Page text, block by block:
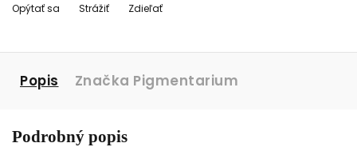
Opýtať sa Strážiť Zdieľať
Popis Značka Pigmentarium
Podrobný popis